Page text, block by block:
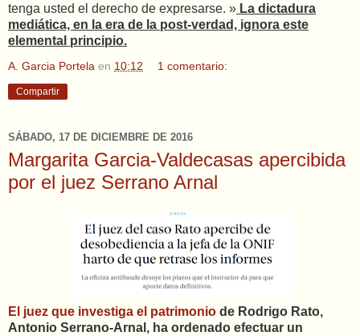
tenga usted el derecho de expresarse. » La dictadura
mediática, en la era de la post-verdad, ignora este
elemental principio.
A. Garcia Portela en 10:12 1 comentario:
Compartir
SÁBADO, 17 DE DICIEMBRE DE 2016
Margarita Garcia-Valdecasas apercibida
por el juez Serrano Arnal
El juez que investiga el patrimonio de Rodrigo Rato,
Antonio Serrano-Arnal, ha ordenado efectuar un